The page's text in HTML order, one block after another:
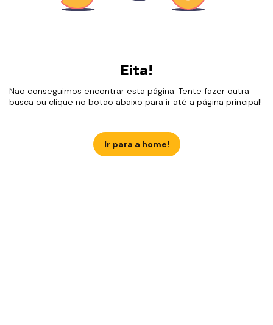
Eita!
Não conseguimos encontrar esta página. Tente fazer outra
busca ou clique no botão abaixo para ir até a página principal!
Ir para a home!